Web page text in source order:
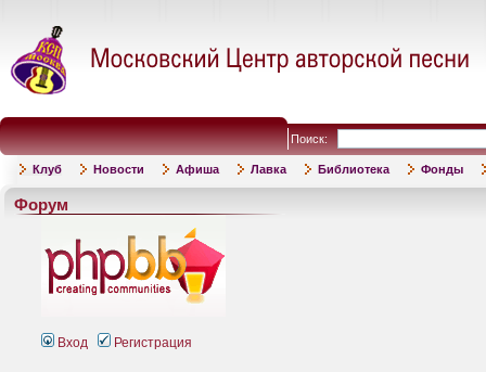
Поиск:
Клуб Новости Афиша Лавка Библиотека Фонды
Форум
Вход Регистрация